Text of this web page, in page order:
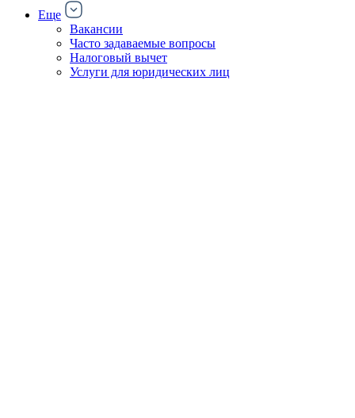
Еще
Вакансии
Часто задаваемые вопросы
Налоговый вычет
Услуги для юридических лиц